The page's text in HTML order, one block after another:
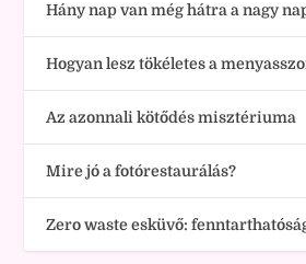
Hány nap van még hátra a nagy
Hogyan lesz tökéletes a
Az azonnali kötődés misztériuma
Mire jó a fotórestaurálás?
Zero waste esküvő: